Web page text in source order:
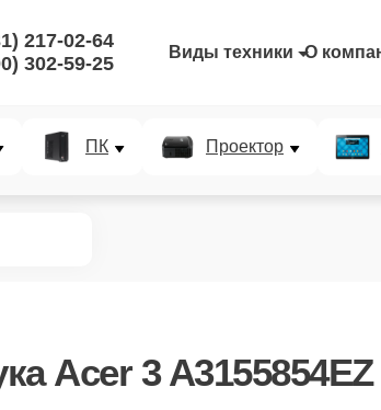
217-02-64
302-59-25
Виды техники О
ПК Проектор
Acer 3 A3155854EZ